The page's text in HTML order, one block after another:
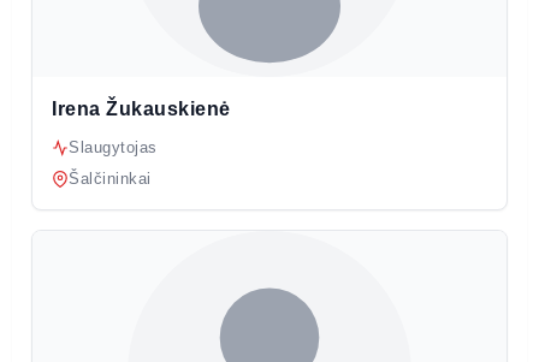
Irena Žukauskienė
Slaugytojas
Šalčininkai